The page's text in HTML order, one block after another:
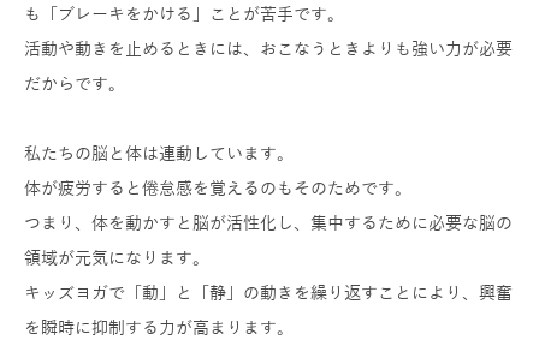
も「ブレーキをかける」ことが苦手です。
活動や動きを止めるときには、 おこなうときよりも強い力が必要
だからです。
私たちの脳と体は連動しています。
体が疲労すると倦怠感を覚えるのもそのためです。
つまり、体を動かすと脳が活性化し、 集中するために必要な脳の
領域が元気になります。
キッズヨガで「動」と「静」の動きを繰り返すことにより、 興奮
を瞬時に抑制する力が高まります。